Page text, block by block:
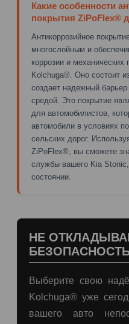
Какие особенности
покрытия ZiPoFlex®
Антикоррозийное
многослойным и
коррозии и
Kolchuga®. Оно состоит
создает надежный
средой. Это покрытие
для автомобилистов,
автомобили в условиях
сельских дорог.
ZiPoFlex®, вы сможете
службы вашего Kia
состоянии.
НЕ
Выберите свою
Kolchuga® уже
вашего авто